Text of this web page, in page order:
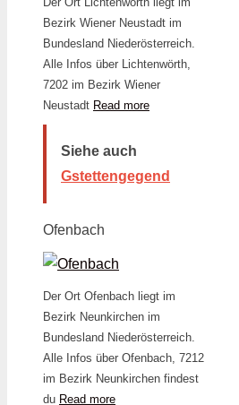
Bezirk Wiener Neustadt im
Bundesland Niederösterreich.
Alle Infos über Lichtenwörth,
7202 im Bezirk Wiener
Neustadt Read more
Siehe auch
Gstettengegend
Ofenbach
Der Ort Ofenbach liegt im
Bezirk Neunkirchen im
Bundesland Niederösterreich.
Alle Infos über Ofenbach, 7212
im Bezirk Neunkirchen findest
du Read more